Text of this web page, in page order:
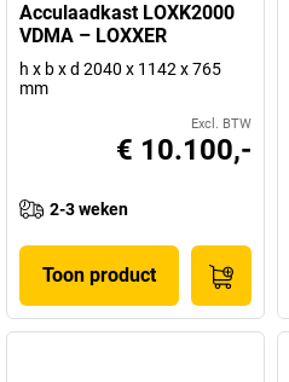
Acculaadkast LOXK2000
VDMA – LOXXER
h x b x d 2040 x 1142 x 765
mm
Excl. BTW
€ 10.100,-
2-3 weken
Toon product